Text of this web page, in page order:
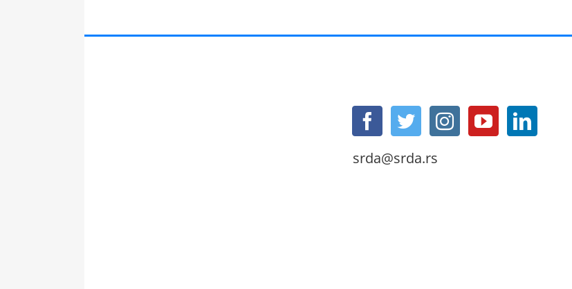
srda@srda.rs